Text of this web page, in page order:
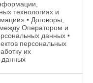
технологиях и
• Договоры,
Оператором и
данных •
персональных
их
данных